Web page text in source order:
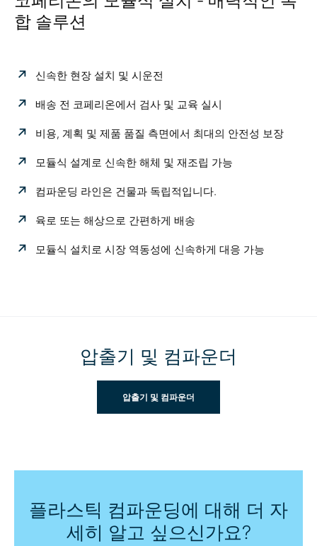
합 솔루션
신속한 현장 설치 및 시운전
배송 전 코페리온에서 검사 및 교육 실시
비용, 계획 및 제품 품질 측면에서 최대의 안전성 보장
모듈식 설계로 신속한 해체 및 재조립 가능
컴파운딩 라인은 건물과 독립적입니다.
육로 또는 해상으로 간편하게 배송
모듈식 설치로 시장 역동성에 신속하게 대응 가능
압출기 및 컴파운더
압출기 및 컴파운더
플라스틱 컴파운딩에 대해 더 자
세히 알고 싶으신가요?